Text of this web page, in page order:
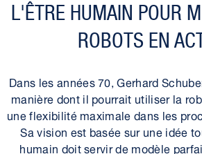
L'ÊTRE HUMAIN POUR
ROBOTS EN
Dans les années 70, Gerhard
manière dont il pourrait utiliser la
une flexibilité maximale dans les
Sa vision est basée sur une idée
humain doit servir de modèle